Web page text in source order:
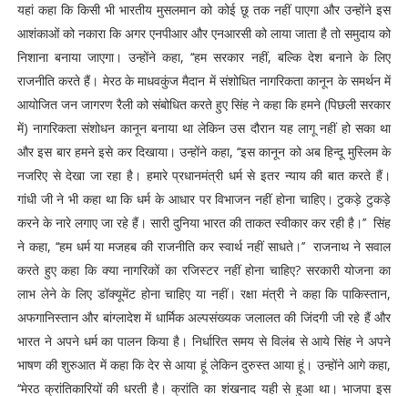
यहां कहा कि किसी भी भारतीय मुसलमान को कोई छू तक नहीं पाएगा और उन्होंने इस
आशंकाओं को नकारा कि अगर एनपीआर और एनआरसी को लाया जाता है तो समुदाय को
निशाना बनाया जाएगा। उन्होंने कहा, ‘‘हम सरकार नहीं, बल्कि देश बनाने के लिए
राजनीति करते हैं। मेरठ के माधवकुंज मैदान में संशोधित नागरिकता कानून के समर्थन में
आयोजित जन जागरण रैली को संबोधित करते हुए सिंह ने कहा कि हमने (पिछली सरकार
में) नागरिकता संशोधन कानून बनाया था लेकिन उस दौरान यह लागू नहीं हो सका था
और इस बार हमने इसे कर दिखाया। उन्होंने कहा, ‘‘इस कानून को अब हिन्दू मुस्लिम के
नजरिए से देखा जा रहा है। हमारे प्रधानमंत्री धर्म से इतर न्याय की बात करते हैं।
गांधी जी ने भी कहा था कि धर्म के आधार पर विभाजन नहीं होना चाहिए। टुकड़े टुकड़े
करने के नारे लगाए जा रहे हैं। सारी दुनिया भारत की ताकत स्वीकार कर रही है।’’ सिंह
ने कहा, ‘‘हम धर्म या मजहब की राजनीति कर स्वार्थ नहीं साधते।’’ राजनाथ ने सवाल
करते हुए कहा कि क्या नागरिकों का रजिस्टर नहीं होना चाहिए? सरकारी योजना का
लाभ लेने के लिए डॉक्यूमेंट होना चाहिए या नहीं। रक्षा मंत्री ने कहा कि पाकिस्तान,
अफगानिस्तान और बांग्लादेश में धार्मिक अल्पसंख्यक जलालत की जिंदगी जी रहे हैं और
भारत ने अपने धर्म का पालन किया है। निर्धारित समय से विलंब से आये सिंह ने अपने
भाषण की शुरुआत में कहा कि देर से आया हूं लेकिन दुरुस्त आया हूं। उन्होंने आगे कहा,
‘‘मेरठ क्रांतिकारियों की धरती है। क्रांति का शंखनाद यही से हुआ था। भाजपा इस